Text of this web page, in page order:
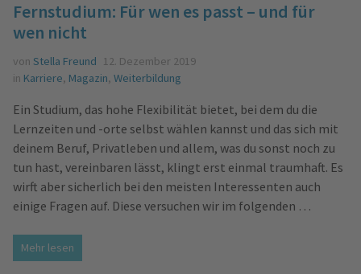
Fernstudium: Für wen es passt – und für
wen nicht
von Stella Freund 12. Dezember 2019
in Karriere, Magazin, Weiterbildung
Ein Studium, das hohe Flexibilität bietet, bei dem du die
Lernzeiten und -orte selbst wählen kannst und das sich mit
deinem Beruf, Privatleben und allem, was du sonst noch zu
tun hast, vereinbaren lässt, klingt erst einmal traumhaft. Es
wirft aber sicherlich bei den meisten Interessenten auch
einige Fragen auf. Diese versuchen wir im folgenden …
Mehr lesen